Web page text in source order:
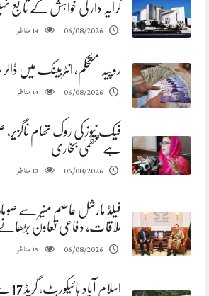
کرایہ دار کی خواہش کے تابع
06/08/2026
14مناظر
روپیہ مستحکم، انٹربینک میں ڈالر مزید 3 پیسے سستا
06/08/2026
14مناظر
فیک نیوز کی روک تھام ناگزیر،
ہے عظمیٰ بخاری
06/08/2026
13مناظر
فیلڈ مارشل عاصم منیر سے
ملاقات، دفاعی تعاون بڑھانے
06/08/2026
15مناظر